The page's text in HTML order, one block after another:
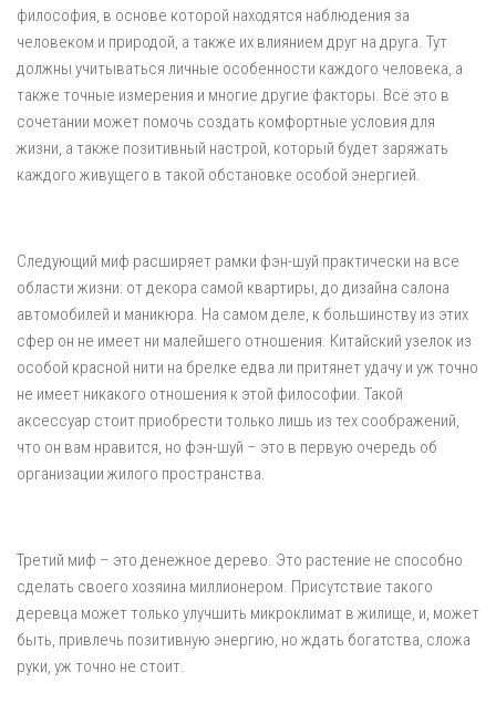
философия, в основе которой находятся наблюдения за
человеком и природой, а также их влиянием друг на друга. Тут
должны учитываться личные особенности каждого человека, а
также точные измерения и многие другие факторы. Всё это в
сочетании может помочь создать комфортные условия для
жизни, а также позитивный настрой, который будет заряжать
каждого живущего в такой обстановке особой энергией.
Следующий миф расширяет рамки фэн-шуй практически на все
области жизни: от декора самой квартиры, до дизайна салона
автомобилей и маникюра. На самом деле, к большинству из этих
сфер он не имеет ни малейшего отношения. Китайский узелок из
особой красной нити на брелке едва ли притянет удачу и уж точно
не имеет никакого отношения к этой философии. Такой
аксессуар стоит приобрести только лишь из тех соображений,
что он вам нравится, но фэн-шуй – это в первую очередь об
организации жилого пространства.
Третий миф – это денежное дерево. Это растение не способно
сделать своего хозяина миллионером. Присутствие такого
деревца может только улучшить микроклимат в жилище, и, может
быть, привлечь позитивную энергию, но ждать богатства, сложа
руки, уж точно не стоит.